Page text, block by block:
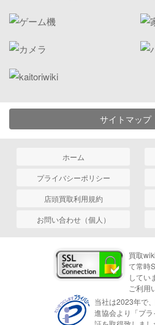
サイトマップ
ホーム
プライバシーポリシー
店頭買取利用規約
お問い合わせ（個人）
買取
て常時
してい
ご利用
当社は2023年で
進協会より「プ